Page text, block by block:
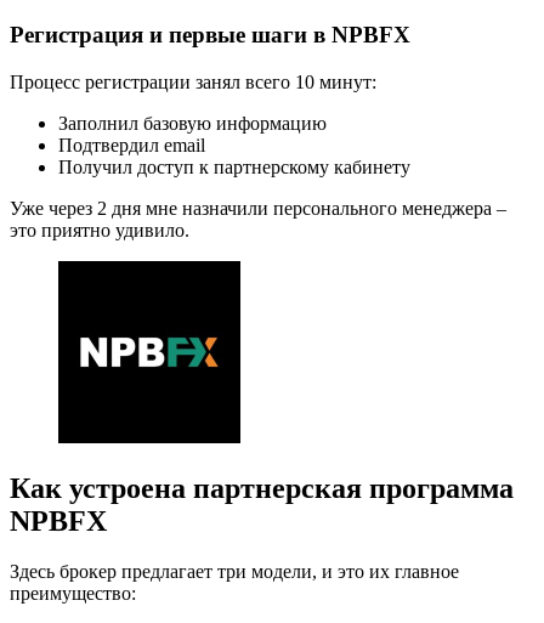
Регистрация и первые шаги в NPBFX
Процесс регистрации занял всего 10 минут:
Заполнил базовую информацию
Подтвердил email
Получил доступ к партнерскому кабинету
Уже через 2 дня мне назначили персонального менеджера –
это приятно удивило.
Как устроена партнерская программа
NPBFX
Здесь брокер предлагает три модели, и это их главное
преимущество: